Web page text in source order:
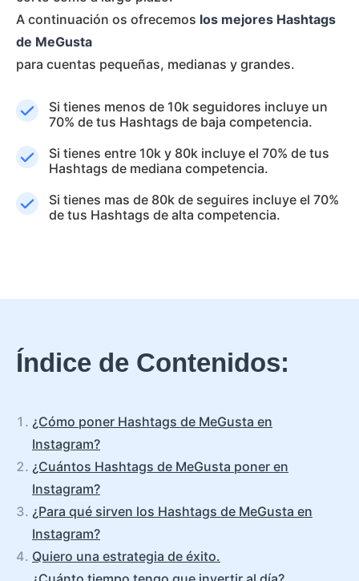
A continuación os ofrecemos los mejores Hashtags
de MeGusta
para cuentas pequeñas, medianas y grandes.
Si tienes menos de 10k seguidores incluye un
70% de tus Hashtags de baja competencia.
Si tienes entre 10k y 80k incluye el 70% de tus
Hashtags de mediana competencia.
Si tienes mas de 80k de seguires incluye el 70%
de tus Hashtags de alta competencia.
Índice de Contenidos:
¿Cómo poner Hashtags de MeGusta en
Instagram?
¿Cuántos Hashtags de MeGusta poner en
Instagram?
¿Para qué sirven los Hashtags de MeGusta en
Instagram?
Quiero una estrategia de éxito.